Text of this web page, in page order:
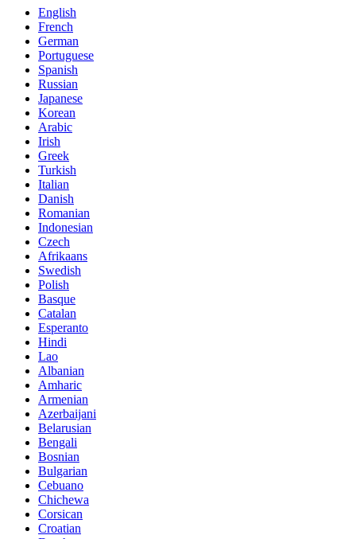
English
French
German
Portuguese
Spanish
Russian
Japanese
Korean
Arabic
Irish
Greek
Turkish
Italian
Danish
Romanian
Indonesian
Czech
Afrikaans
Swedish
Polish
Basque
Catalan
Esperanto
Hindi
Lao
Albanian
Amharic
Armenian
Azerbaijani
Belarusian
Bengali
Bosnian
Bulgarian
Cebuano
Chichewa
Corsican
Croatian